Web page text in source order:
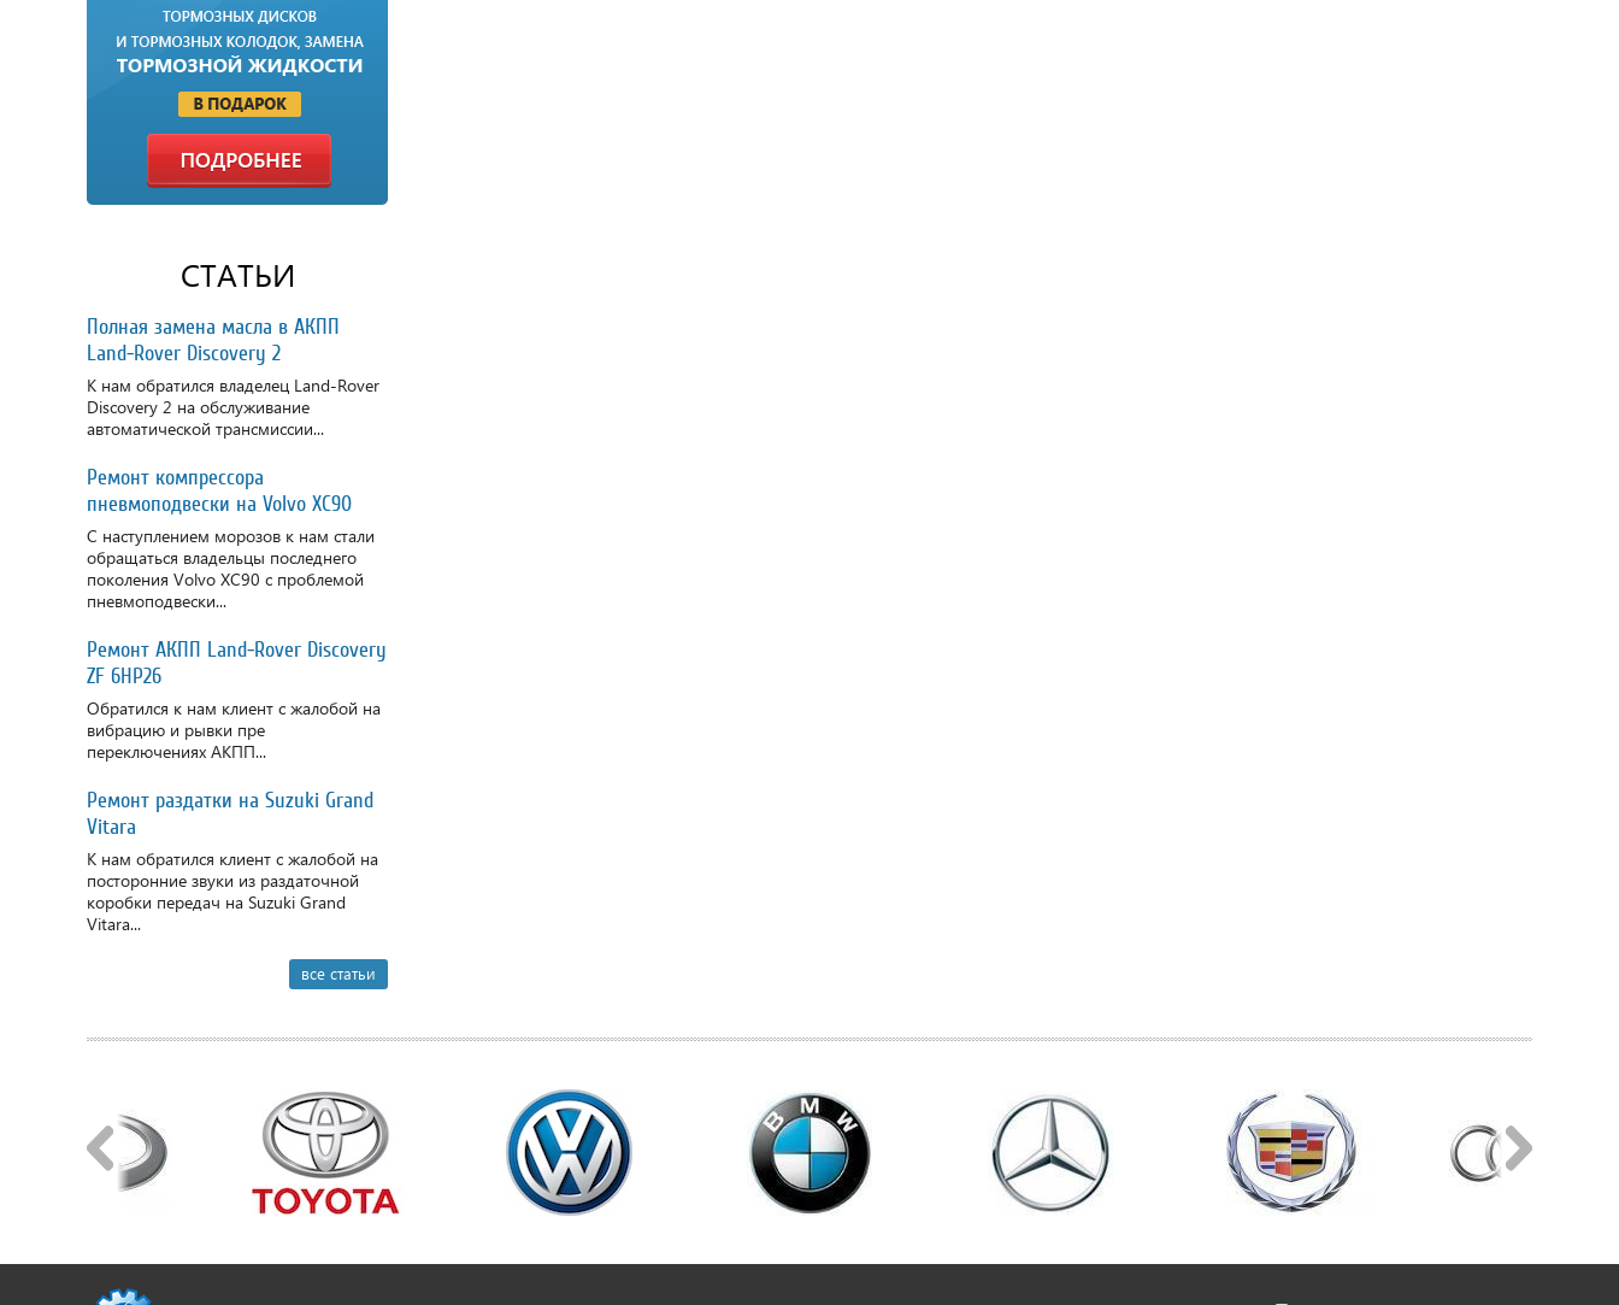
СТАТЬИ
Полная замена масла в АКПП
Land-Rover Discovery 2
К нам обратился владелец Land-Rover
Discovery 2 на обслуживание
автоматической трансмиссии...
Ремонт компрессора
пневмоподвески на Volvo XC90
С наступлением морозов к нам стали
обращаться владельцы последнего
поколения Volvo XC90 с проблемой
пневмоподвески...
Ремонт АКПП Land-Rover Discovery
ZF 6HP26
Обратился к нам клиент с жалобой на
вибрацию и рывки пре
переключениях АКПП...
Ремонт раздатки на Suzuki Grand
Vitara
К нам обратился клиент с жалобой на
посторонние звуки из раздаточной
коробки передач на Suzuki Grand
Vitara...
все статьи